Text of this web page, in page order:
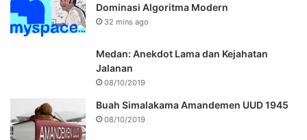
Dominasi Algoritma Modern
32 mins ago
Medan: Anekdot Lama dan Kejahatan
Jalanan
08/10/2019
Buah Simalakama Amandemen UUD 1945
08/10/2019